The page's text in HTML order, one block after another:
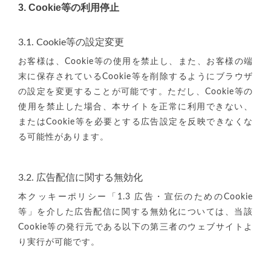
3. Cookie等の利用停止
3.1. Cookie等の設定変更
お客様は、Cookie等の使用を禁止し、また、お客様の端
末に保存されているCookie等を削除するようにブラウザ
の設定を変更することが可能です。ただし、Cookie等の
使用を禁止した場合、本サイトを正常に利用できない、
またはCookie等を必要とする広告設定を反映できなくな
る可能性があります。
3.2. 広告配信に関する無効化
本クッキーポリシー「1.3 広告・宣伝のためのCookie
等」を介した広告配信に関する無効化については、当該
Cookie等の発行元である以下の第三者のウェブサイトよ
り実行が可能です。